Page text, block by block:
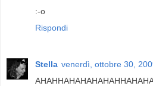
:-o
Rispondi
Stella venerdì, ottobre 30,